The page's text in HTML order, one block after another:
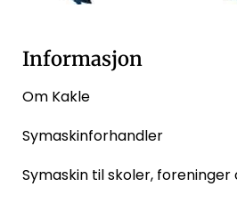
Informasjon
Om Kakle
Symaskinforhandler
Symaskin til skoler,